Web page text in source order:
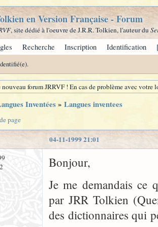
en Version Française - Forum
, site dédié à l'oeuvre de J.R.R. Tolkien, l'auteur du
Recherche Inscription Identification
forum JRRVF ! En cas de problème avec
Inventées» Langues inventees
page
04-11-1999 21:01
Bonjour,
Je me demandais ce
par JRR Tolkien
des dictionnaires qui